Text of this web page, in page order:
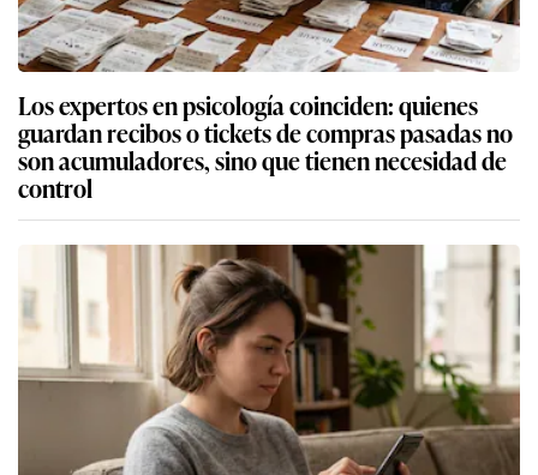
Los expertos en psicología coinciden: quienes
guardan recibos o tickets de compras pasadas no
son acumuladores, sino que tienen necesidad de
control